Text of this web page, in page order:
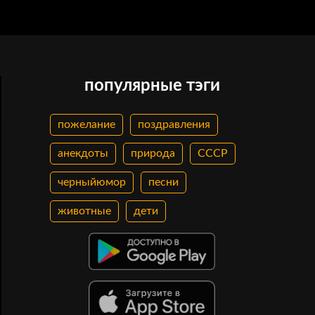
популярные тэги
пожелание поздравления
анекдоты природа СССР
черныйюмор песни
животные дети